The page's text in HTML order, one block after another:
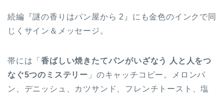
続編『謎の香りはパン屋から 2』にも金色のインクで同
じくサイン＆メッセージ。
帯には「香ばしい焼きたてパンがいざなう 人と人をつ
なぐ5つのミステリー 」のキャッチコピー。メロンパ
ン、デニッシュ、カツサンド、フレンチトースト、塩